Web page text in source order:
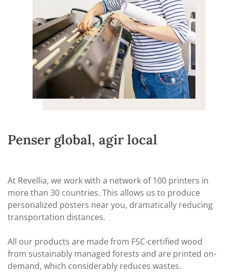
Penser global, agir local
At Revellia, we work with a network of 100 printers in
more than 30 countries. This allows us to produce
personalized posters near you, dramatically reducing
transportation distances.
All our products are made from FSC-certified wood
from sustainably managed forests and are printed on-
demand, which considerably reduces wastes.